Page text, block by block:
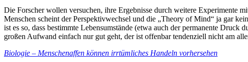
Die Forscher wollen versuchen, ihre Ergebnisse durch weitere Experimente
Menschen scheint der Perspektivwechsel und die „Theory of Mind“ ja gar
ist es so, dass bestimmte Lebensumstände (etwa auch der permanente
großen Aufwand einfach nur gut geht, der ist offenbar tendenziell nicht am
Biologie – Menschenaffen können irrtümliches Handeln vorhersehen